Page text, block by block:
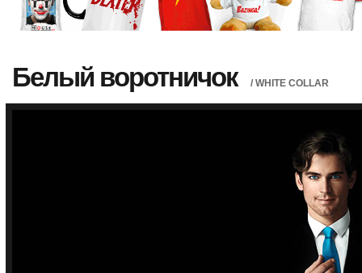
Белый воротничок / WHITE COLLAR